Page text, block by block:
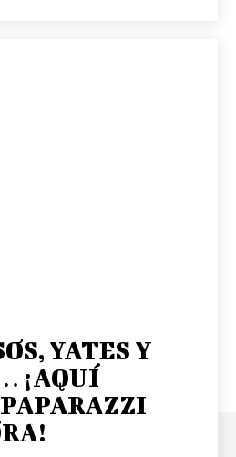
YATES Y
¡AQUÍ